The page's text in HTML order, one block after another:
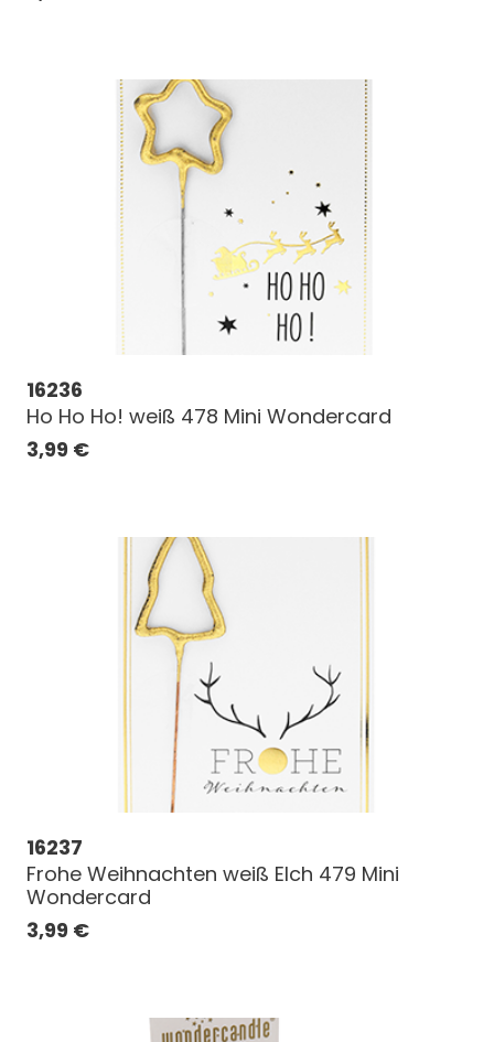
16236
Ho Ho Ho! weiß 478 Mini Wondercard
3,99 €
16237
Frohe Weihnachten weiß Elch 479 Mini
Wondercard
3,99 €